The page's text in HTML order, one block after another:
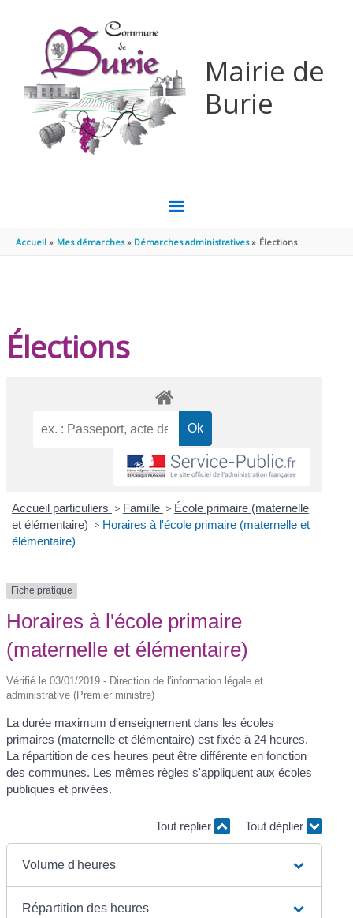
Mairie de
Burie
MENU
PRINCIPAL
Accueil Mes démarches Démarches administratives Élections
Élections
Accueil particuliers > Famille > École primaire (maternelle
et élémentaire) > Horaires à l'école primaire (maternelle et
élémentaire)
Fiche pratique
Horaires à l'école primaire
(maternelle et élémentaire)
Vérifié le 03/01/2019 - Direction de l'information légale et
administrative (Premier ministre)
La durée maximum d'enseignement dans les écoles
primaires (maternelle et élémentaire) est fixée à 24 heures.
La répartition de ces heures peut être différente en fonction
des communes. Les mêmes règles s'appliquent aux écoles
publiques et privées.
Tout replier Tout déplier
Volume d'heures
Répartition des heures